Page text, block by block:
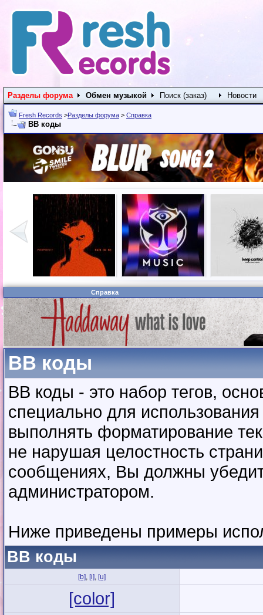
Разделы форума Обмен музыкой Поиск (заказ) Новости
Fresh Records >Разделы форума > Справка
BB коды
Справка
BB коды
BB коды - это набор тегов,
специально для
выполнять форматирование
не нарушая целостность
сообщениях, Вы должны
администратором.
Ниже приведены примеры
BB коды
[b] [i] [u]
[color]